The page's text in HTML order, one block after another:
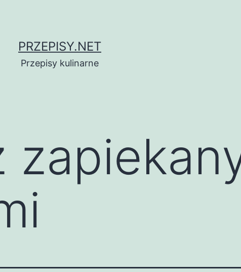
PRZEPISY.NET
Przepisy kulinarne